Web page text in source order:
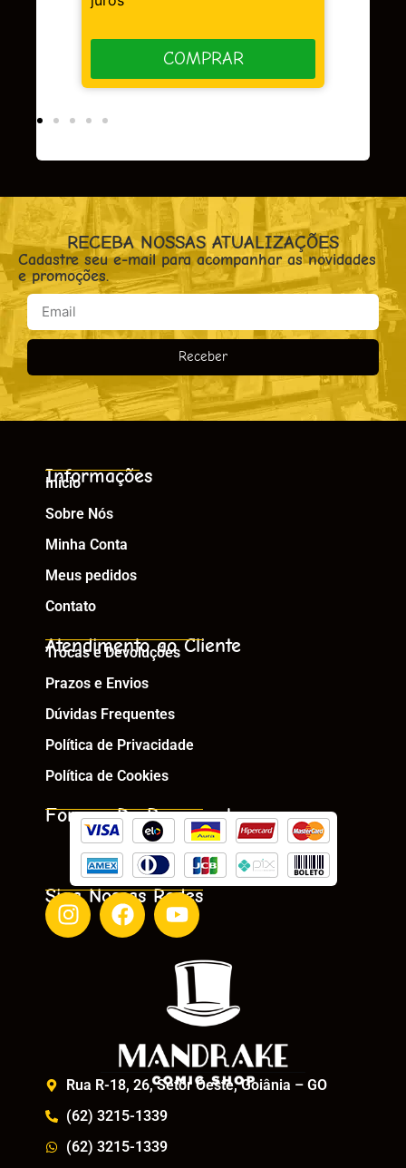
COMPRAR
RECEBA NOSSAS ATUALIZAÇÕES
Cadastre seu e-mail para acompanhar as novidades
e promoções.
Receber
Informações
Início
Sobre Nós
Minha Conta
Meus pedidos
Contato
Atendimento ao Cliente
Trocas e Devoluções
Prazos e Envios
Dúvidas Frequentes
Política de Privacidade
Política de Cookies
Formas De Pagamento
Siga Nossas Redes
Rua R-18, 26, Setor Oeste, Goiânia – GO
(62) 3215-1339
(62) 3215-1339